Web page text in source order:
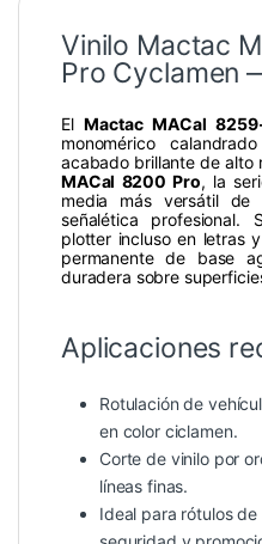
Vinilo Mactac
Pro Cyclamen
ElMactac MACal
monomérico
acabado brillante de alto
MACal 8200 Pro, la
media más versátil de
señalética
plotter incluso en letras
permanente de base
duradera sobre
Aplicaciones
Rotulación de
en color ciclamen.
Corte de vinilo por
líneas finas.
Ideal para rótulos